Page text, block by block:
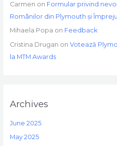
Carmen on Formular privind
Românilor din Plymouth și
Mihaela Popa on Feedback
Cristina Drugan on Votează
la MTM Awards
Archives
June 2025
May 2025